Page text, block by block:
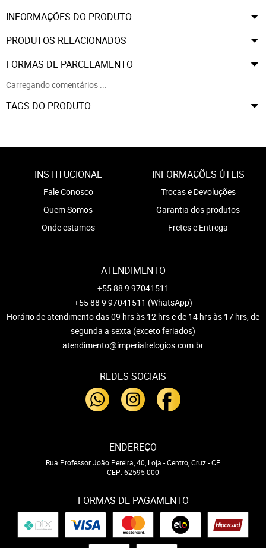
INFORMAÇÕES DO PRODUTO
PRODUTOS RELACIONADOS
FORMAS DE PARCELAMENTO
Carregando comentários ...
TAGS DO PRODUTO
INSTITUCIONAL
Fale Conosco
Quem Somos
Onde estamos
INFORMAÇÕES ÚTEIS
Trocas e Devoluções
Garantia dos produtos
Fretes e Entrega
ATENDIMENTO
+55 88 9 97041511
+55 88 9 97041511 (WhatsApp)
Horário de atendimento das 09 hrs às 12 hrs e de 14 hrs às 17 hrs, de
segunda a sexta (exceto feriados)
atendimento@imperialrelogios.com.br
REDES SOCIAIS
ENDEREÇO
Rua Professor João Pereira, 40, Loja -Centro, Cruz-CE
CEP: 62595-000
FORMAS DE PAGAMENTO